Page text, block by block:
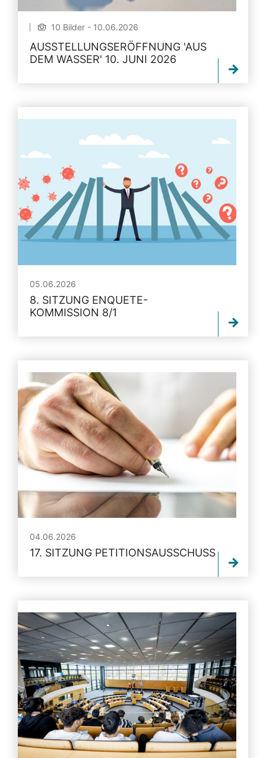
10 Bilder - 10.06.2026
AUSSTELLUNGSERÖFFNUNG 'AUS
DEM WASSER' 10. JUNI 2026
05.06.2026
8. SITZUNG ENQUETE-
KOMMISSION 8/1
04.06.2026
17. SITZUNG PETITIONSAUSSCHUSS